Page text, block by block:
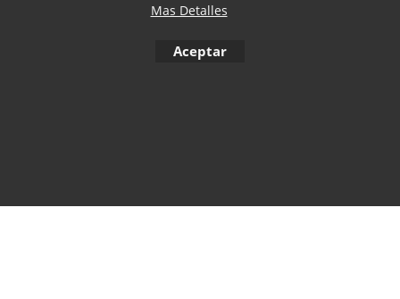
To create online store ShopFactory eCommerce software was used.
Mas Detalles
Aceptar